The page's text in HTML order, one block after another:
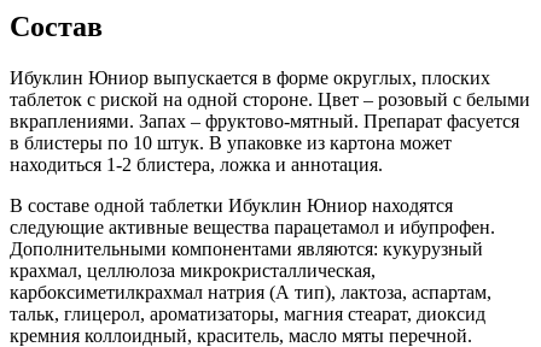
Состав
Ибуклин Юниор выпускается в форме округлых, плоских
таблеток с риской на одной стороне. Цвет – розовый с белыми
вкраплениями. Запах – фруктово-мятный. Препарат фасуется
в блистеры по 10 штук. В упаковке из картона может
находиться 1-2 блистера, ложка и аннотация.
В составе одной таблетки Ибуклин Юниор находятся
следующие активные вещества парацетамол и ибупрофен.
Дополнительными компонентами являются: кукурузный
крахмал, целлюлоза микрокристаллическая,
карбоксиметилкрахмал натрия (А тип), лактоза, аспартам,
тальк, глицерол, ароматизаторы, магния стеарат, диоксид
кремния коллоидный, краситель, масло мяты перечной.